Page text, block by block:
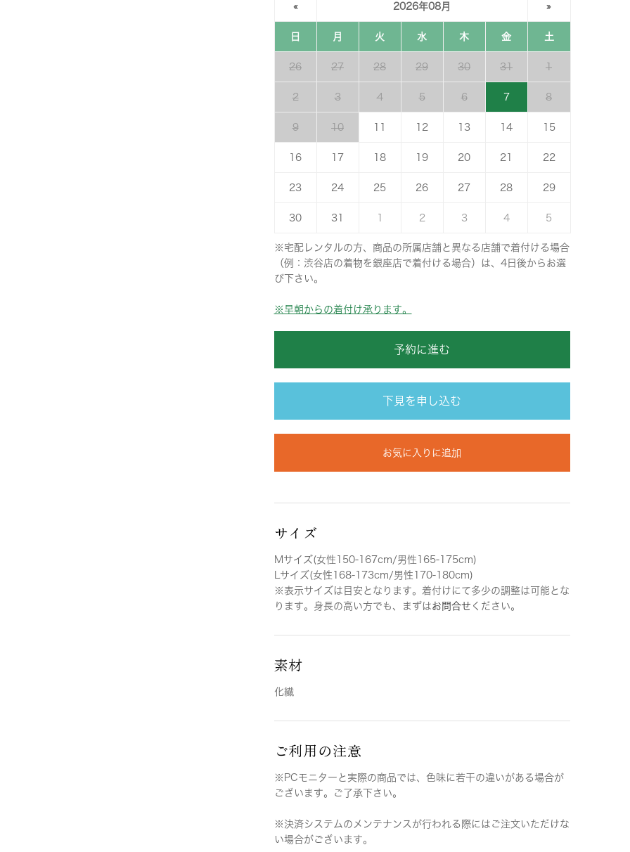
« 2026年08月 »
日 月 火 水 木 金 土
26 27 28 29 30 31 1
2 3 4 5 6 7 8
9 10 12 13 14 15
16 17 18 19 20 21 22
23 24 25 26 27 28 29
30 31 2 3 4 5
※宅配レンタルの方、商品の所属店舗と異なる店舗で着付ける場合
（例：渋谷店の着物を銀座店で着付ける場合）は、4日後からお選
び下さい。
※早朝からの着付け承ります。
予約に進む
下見を申し込む
お気に入りに追加
サイズ
Mサイズ(女性150-167cm/男性165-175cm)
Lサイズ(女性168-173cm/男性170-180cm)
※表示サイズは目安となります。着付けにて多少の調整は可能とな
ります。身長の高い方でも、まずはお問合せ ください。
素材
化繊
ご利用の注意
※PCモニターと実際の商品では、色味に若干の違いがある場合が
ございます。ご了承下さい。
※決済システムのメンテナンスが行われる際にはご注文いただけな
い場合がございます。